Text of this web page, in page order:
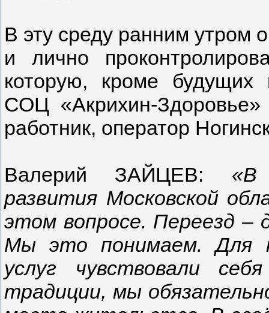
В эту среду ранним утром
и лично
которую, кроме будущих
СОЦ «Акрихин-
работник, оператор
Валерий ЗАЙЦЕВ: «В
развития Московской
этом вопросе. Переезд –
Мы это понимаем. Для
услуг чувствовали
традиции, мы